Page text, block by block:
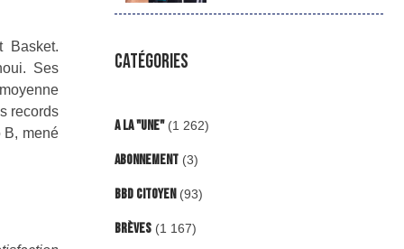
Basket.
Ses
records
B, mené
CATÉGORIES
A la "Une"(1 262)
Abonnement(3)
BBD Citoyen (93)
Brèves(1 167)